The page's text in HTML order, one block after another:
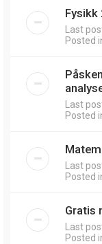
Fysikk
Last
Posted
Last
Posted
Last
Posted
Gratis
Last
Posted